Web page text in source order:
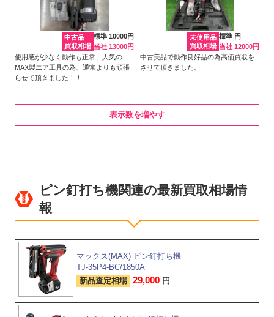
中古品
買取相場
標準 10000円
当社 13000円
使用感が少なく動作も正常、人気の
MAX製エア工具の為、通常よりも頑張
らせて頂きました！！
未使用品
買取相場
標準 円
当社 12000円
中古美品で動作良好品の為高価買取を
させて頂きました。
表示数を増やす
ピン釘打ち機関連の最新買取相場情
報
マックス(MAX) ピン釘打ち機
TJ-35P4-BC/1850A
新品査定相場 29,000 円